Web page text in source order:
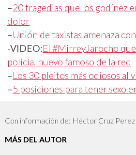
–20 tragedias que los godínez
dolor
–Unión de taxistas amenaza con
-VIDEO:El #MirreyJarocho
policía, nuevo famoso de la red
–Los 30 pleitos más odiosos al
–5 posiciones para tener sexo
Con información de: Héctor Cruz Perez
MÁS DEL AUTOR